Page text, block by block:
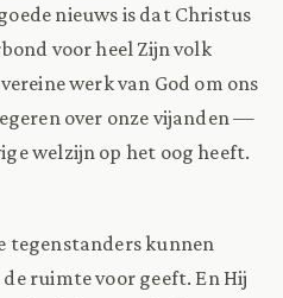
nieuws is dat Christus
voor heel Zijn volk
werk van God om ons
over onze vijanden —
welzijn op het oog heeft.
tegenstanders kunnen
ruimte voor geeft. En Hij